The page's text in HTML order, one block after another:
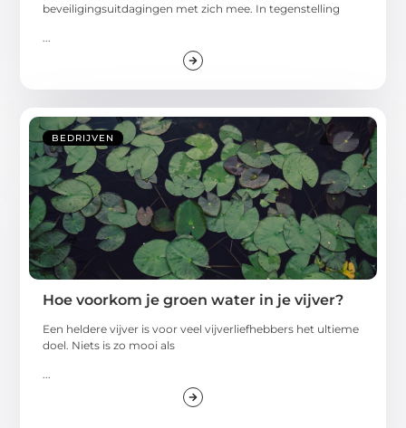
beveiligingsuitdagingen met zich mee. In tegenstelling
BEDRIJVEN
Hoe voorkom je groen water in je vijver?
Een heldere vijver is voor veel vijverliefhebbers het ultieme
doel. Niets is zo mooi als
...